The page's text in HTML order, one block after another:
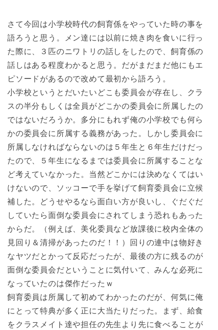
さて今回は小学校時代の飼育係をやっていた時の事を
語ろうと思う。メン達には以前に焼き肉を食いに行っ
た際に、３匹のニワトリの話しをしたので、飼育係の
話しはある程度わかると思う。だがまだまだ他にもエ
ピソードがあるので改めて最初から語ろう。
小学校というとだいたいどこも委員会が存在し、クラ
スの半分もしくは全員がどこかの委員会に所属したの
ではないだろうか。多分にもれず俺の小学校でも何ら
かの委員会に所属する義務があった。しかし委員会に
所属しなければならないのは５年生と６年生だけだっ
たので、５年生になるまでは委員会に所属することな
ど考えていなかった。当然どこかには決めなくてはい
けないので、ソッコーで手を挙げて飼育委員会に立候
補した。どうせやるなら面白い方が良いし、ぐだぐだ
していたら面倒な委員会にされてしまう恐れもあった
からだ。（例えば、美化委員など放課後に校内全体の
見回り＆清掃があったのだ！！）回りの連中は物好き
なヤツだとかって反応だったが、最後の方に残るのが
面倒な委員会だということに気付いて、みんな必死に
なっていたのは傑作だったｗ
飼育委員は所属して初めてわかったのだが、何気に俺
にとって特典が多く正に大当たりだった。まず、給食
をクラスメイト達や担任の先生より先に食べることが